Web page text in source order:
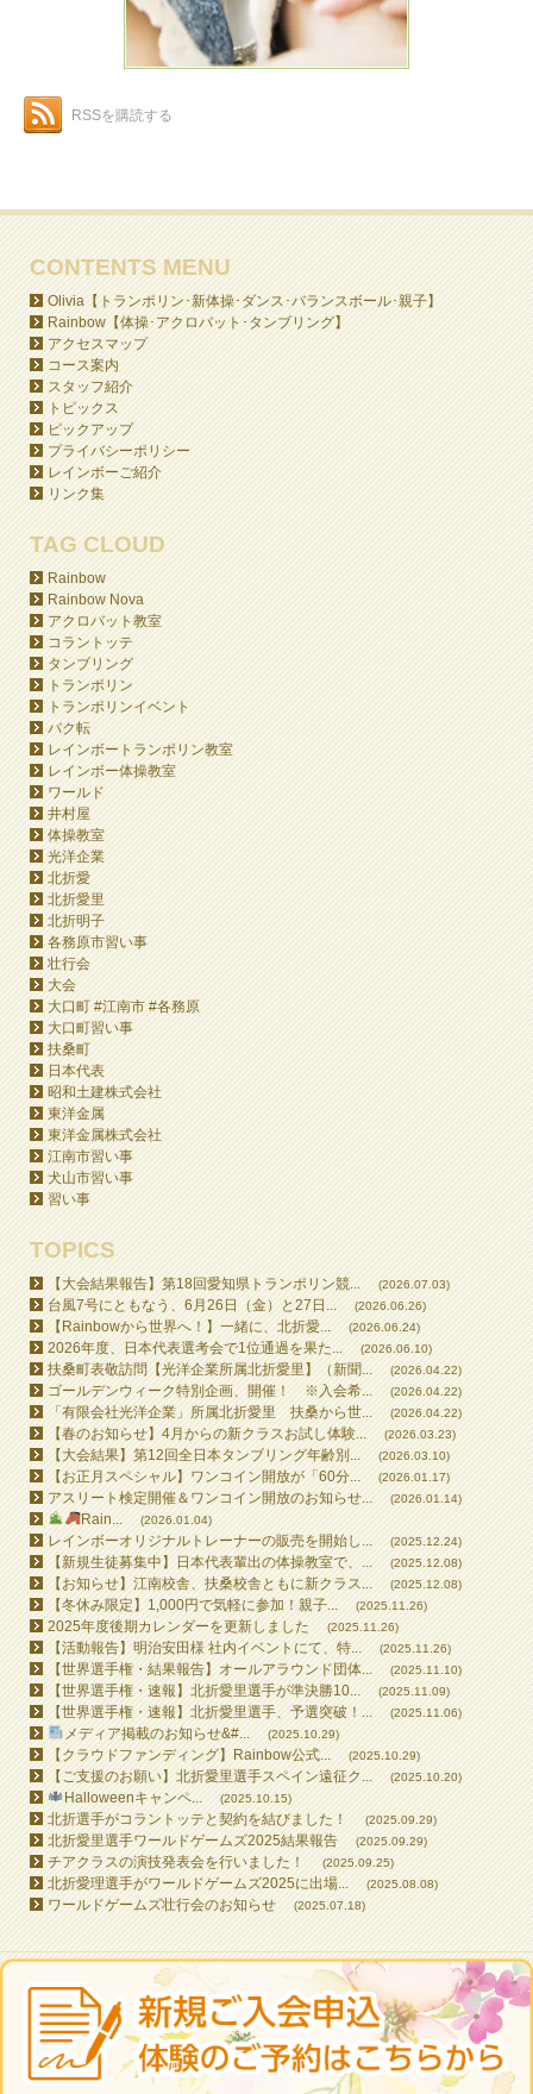
RSSを購読する
CONTENTS MENU
Olivia【トランポリン･新体操･ダンス･バランスボール･親子】
Rainbow【体操･アクロバット･タンブリング】
アクセスマップ
コース案内
スタッフ紹介
トピックス
ピックアップ
プライバシーポリシー
レインボーご紹介
リンク集
TAG CLOUD
Rainbow
Rainbow Nova
アクロバット教室
コラントッテ
タンブリング
トランポリン
トランポリンイベント
バク転
レインボートランポリン教室
レインボー体操教室
ワールド
井村屋
体操教室
光洋企業
北折愛
北折愛里
北折明子
各務原市習い事
壮行会
大会
大口町 #江南市 #各務原
大口町習い事
扶桑町
日本代表
昭和土建株式会社
東洋金属
東洋金属株式会社
江南市習い事
犬山市習い事
習い事
TOPICS
【大会結果報告】第18回愛知県トランポリン競... (2026.07.03)
台風7号にともなう、6月26日（金）と27日... (2026.06.26)
【Rainbowから世界へ！】一緒に、北折愛... (2026.06.24)
2026年度、日本代表選考会で1位通過を果た... (2026.06.10)
扶桑町表敬訪問【光洋企業所属北折愛里】（新聞... (2026.04.22)
ゴールデンウィーク特別企画、開催！ ※入会希... (2026.04.22)
「有限会社光洋企業」所属北折愛里 扶桑から世... (2026.04.22)
【春のお知らせ】4月からの新クラスお試し体験... (2026.03.23)
【大会結果】第12回全日本タンブリング年齢別... (2026.03.10)
【お正月スペシャル】ワンコイン開放が「60分... (2026.01.17)
アスリート検定開催＆ワンコイン開放のお知らせ... (2026.01.14)
Rain... (2026.01.04)
レインボーオリジナルトレーナーの販売を開始し... (2025.12.24)
【新規生徒募集中】日本代表輩出の体操教室で、... (2025.12.08)
【お知らせ】江南校舎、扶桑校舎ともに新クラス... (2025.12.08)
【冬休み限定】1,000円で気軽に参加！親子... (2025.11.26)
2025年度後期カレンダーを更新しました (2025.11.26)
【活動報告】明治安田様 社内イベントにて、特... (2025.11.26)
【世界選手権・結果報告】オールアラウンド団体... (2025.11.10)
【世界選手権・速報】北折愛里選手が準決勝10... (2025.11.09)
【世界選手権・速報】北折愛里選手、予選突破！... (2025.11.06)
メディア掲載のお知らせ&#... (2025.10.29)
【クラウドファンディング】Rainbow公式... (2025.10.29)
【ご支援のお願い】北折愛里選手スペイン遠征ク... (2025.10.20)
Halloweenキャンペ... (2025.10.15)
北折選手がコラントッテと契約を結びました！ (2025.09.29)
北折愛里選手ワールドゲームズ2025結果報告 (2025.09.29)
チアクラスの演技発表会を行いました！ (2025.09.25)
北折愛理選手がワールドゲームズ2025に出場... (2025.08.08)
ワールドゲームズ壮行会のお知らせ (2025.07.18)
All contents © 2026 RAINBOW GYMNASTICS SCHOOL All Rights Reserved.